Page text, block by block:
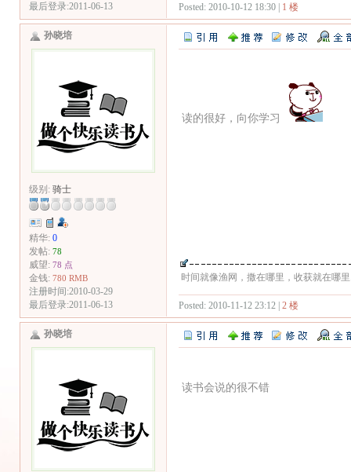
最后登录:2011-06-13
Posted: 2010-10-12 18:30 | 1 楼
孙晓培
级别: 骑士
精华: 0
发帖: 78
威望: 78 点
金钱: 780 RMB
注册时间:2010-03-29
最后登录:2011-06-13
读的很好，向你学习
时间就像渔网，撒在哪里，收获就在哪里
Posted: 2010-11-12 23:12 | 2 楼
孙晓培
读书会说的很不错